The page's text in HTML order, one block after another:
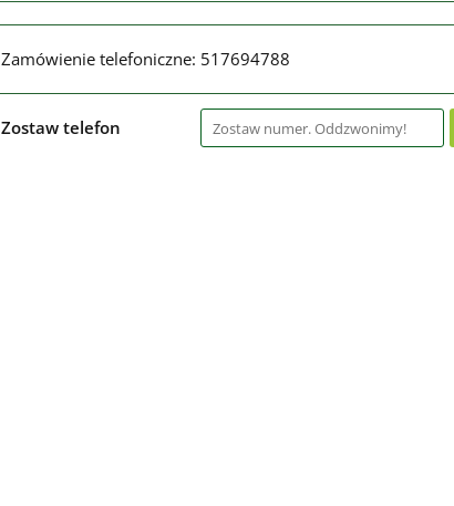
Zamówienie telefoniczne: 517694788
Zostaw telefon